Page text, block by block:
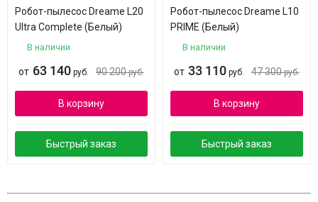
Робот-пылесос Dreame L20
Ultra Complete (Белый)
В наличии
от 63 140 руб. 90 200 руб.
В корзину
Быстрый заказ
Робот-пылесос Dreame L10
PRIME (Белый)
В наличии
от 33 110 руб. 47 300 руб.
В корзину
Быстрый заказ